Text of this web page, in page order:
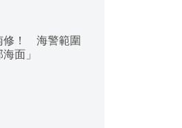
修！ 海警範圍
面」